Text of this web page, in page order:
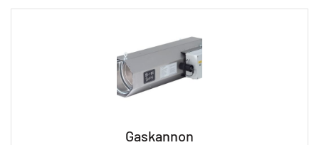
Gaskannon